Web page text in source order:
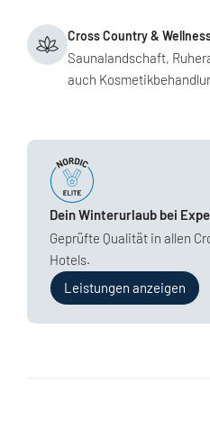
Cross Country &
Saunalandschaft,
auch
Dein Winterurlaub bei
Geprüfte Qualität in allen
Hotels.
Leistungen anzeigen